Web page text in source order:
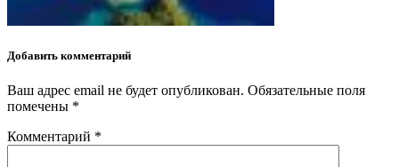
Добавить комментарий
Ваш адрес email не будет опубликован. Обязательные поля
помечены *
Комментарий *